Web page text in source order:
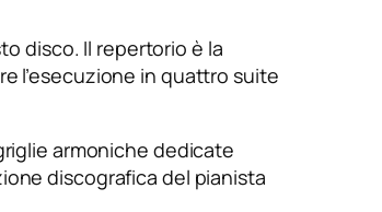
disco. Il repertorio è la
l’esecuzione in quattro suite
armoniche dedicate
discografica del pianista